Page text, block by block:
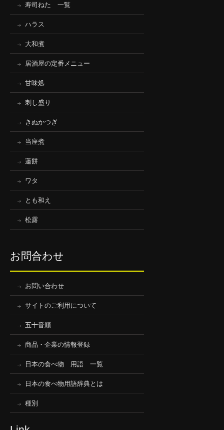
寿司ねた 一覧
ハラス
大和煮
居酒屋の定番メニュー
甘味処
刺し盛り
きぬかつぎ
当座煮
蓮餅
ワタ
とも和え
松露
お問合わせ
お問い合わせ
サイトのご利用について
五十音順
商品・企業の情報登録
日本の食べ物 用語 一覧
日本の食べ物用語辞典とは
種別